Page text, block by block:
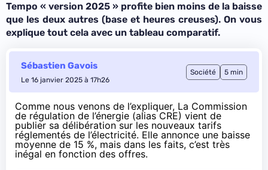
Tempo « version 2025 » profite bien moins de la baisse
que les deux autres (base et heures creuses). On vous
explique tout cela avec un tableau comparatif.
Sébastien Gavois
Le 16 janvier 2025 à 17h26
Société 5 min
Comme nous venons de l’expliquer, La Commission
de régulation de l’énergie (alias CRE) vient de
publier sa délibération sur les nouveaux tarifs
réglementés de l’électricité. Elle annonce une baisse
moyenne de 15 %, mais dans les faits, c’est très
inégal en fonction des offres.